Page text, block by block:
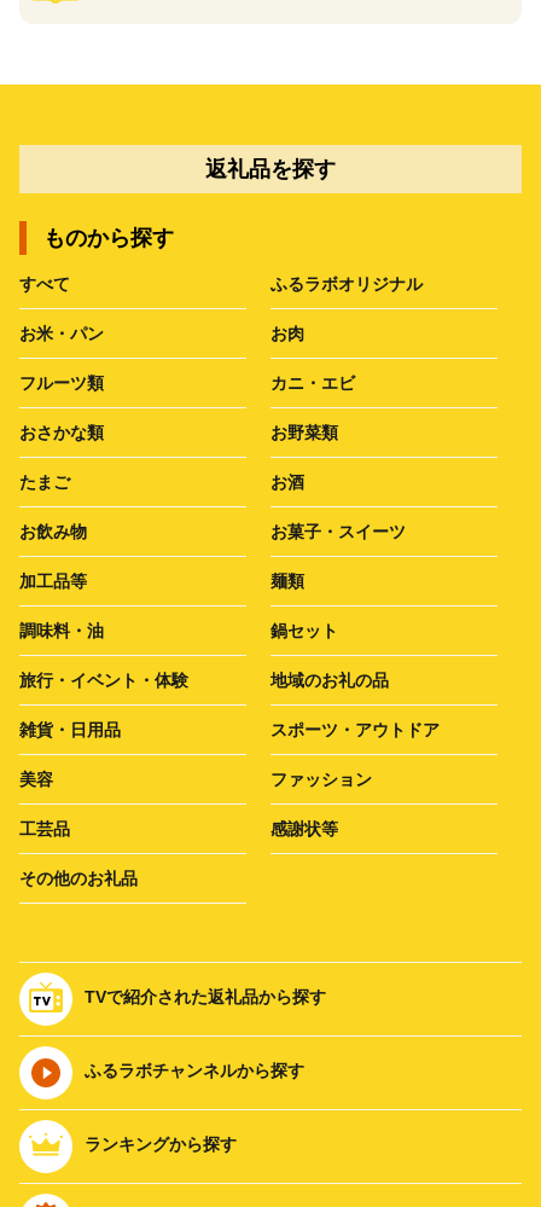
返礼品を探す
ものから探す
すべて ふるラボオリジナル
お米・パン お肉
フルーツ類 カニ・エビ
おさかな類 お野菜類
たまご お酒
お飲み物 お菓子・スイーツ
加工品等 麺類
調味料・油 鍋セット
旅行・イベント・体験 地域のお礼の品
雑貨・日用品 スポーツ・アウトドア
美容 ファッション
工芸品 感謝状等
その他のお礼品
TVで紹介された返礼品から探す
ふるラボチャンネルから探す
ランキングから探す